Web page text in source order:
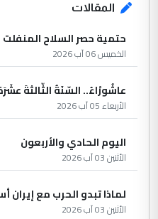
المقالات
حتمية حصر السلاح المنفلت
الخميس 06 آب 2026
عاشُورْاءُ.. السّنَةُ الثّالثةَ
الأربعاء 05 آب 2026
اليوم الحادي والأربعون
الأثنين 03 آب 2026
لماذا تبدو الحرب مع
الأثنين 03 آب 2026